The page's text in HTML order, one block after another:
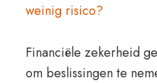
weinig risico?
Financiële zekerheid
om beslissingen te